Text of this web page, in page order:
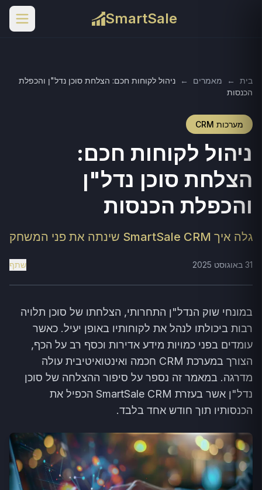
SmartSale
בית ← מאמרים ←
ניהול לקוחות חכם: הצלחת סוכן נדל"ן והכפלת
הכנסות
מערכות CRM
ניהול לקוחות חכם:
הצלחת סוכן נדל"ן
והכפלת הכנסות
גלה איך SmartSale CRM שינתה את פני המשחק
31 באוגוסט 2025 שתף
במונחי שוק הנדל"ן התחרותי, הצלחתו של סוכן תלויה
רבות ביכולתו לנהל את לקוחותיו באופן יעיל. כאשר
עומדים בפני כמויות מידע אדירות וכסף רב על הכף,
הצורך במערכת CRM חכמה ואינטואיטיבית עולה
מדרגה. במאמר זה נספר על סיפור ההצלחה של סוכן
נדל"ן אשר בעזרת SmartSale CRM הכפיל את
הכנסותיו תוך חודש אחד בלבד.